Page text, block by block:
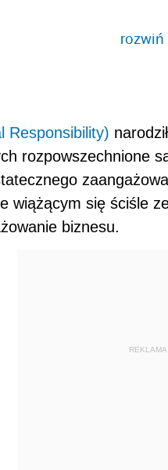
rozwiń
Responsibility)
rozpowszechnione
wiążącym się ściśle
biznesu.
REKLAMA